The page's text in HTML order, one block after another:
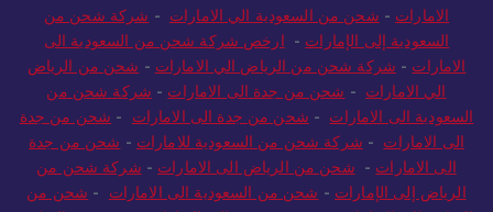
للامارات - شحن من الرياض الى الامارات-
شحن من جدة الى
الامارات-شحن من السعودية الي الامارات - شركة شحن من
السعودية إلى الإمارات -ارخص شركة شحن من السعودية الى
الامارات- شركة شحن من الرياض الي الامارات -
شحن من الرياض
الي الامارات-شحن من جدة الى الامارات- شركة شحن من
السعودية الى الامارات- شحن من جدة الى الامارات -شحن من جدة
الى الامارات- شركة شحن من السعودية للامارات- شحن من جدة
الى الامارات - شحن من الرياض الى الامارات- شركة شحن من